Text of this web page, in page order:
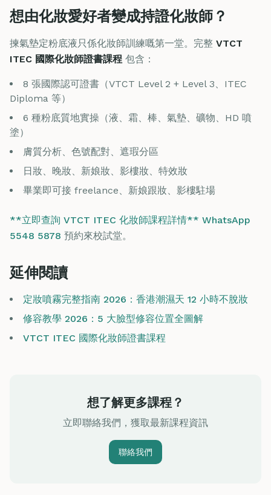
想由化妝愛好者變成持證化妝師？
揀氣墊定粉底液只係化妝師訓練嘅第一堂。完整 VTCT
ITEC 國際化妝師證書課程 包含：
8 張國際認可證書（VTCT Level 2 + Level 3、ITEC
Diploma 等）
6 種粉底質地實操（液、霜、棒、氣墊、礦物、HD 噴
塗）
膚質分析、色號配對、遮瑕分區
日妝、晚妝、新娘妝、影樓妝、特效妝
畢業即可接 freelance、新娘跟妝、影樓駐場
**立即查詢 VTCT ITEC 化妝師課程詳情** WhatsApp
5548 5878 預約來校試堂。
延伸閱讀
定妝噴霧完整指南 2026：香港潮濕天 12 小時不脫妝
修容教學 2026：5 大臉型修容位置全圖解
VTCT ITEC 國際化妝師證書課程
想了解更多課程？
立即聯絡我們，獲取最新課程資訊
聯絡我們